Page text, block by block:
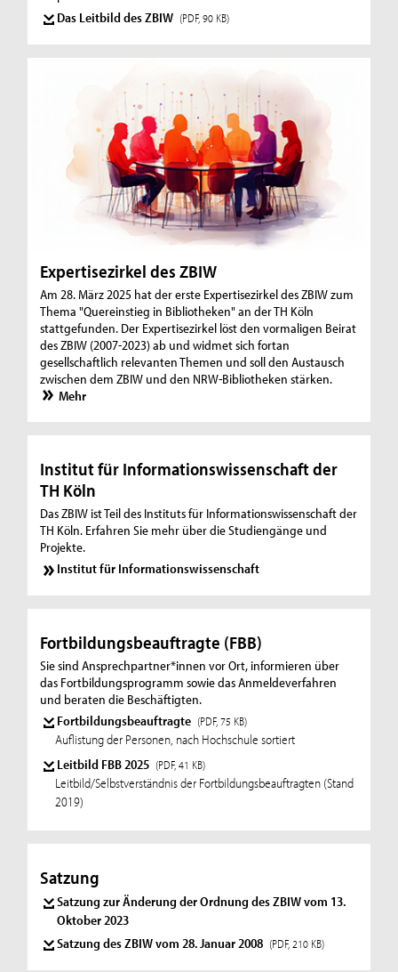
Das Leitbild des ZBIW (PDF, 90 KB)
Expertisezirkel des ZBIW
Am 28. März 2025 hat der erste Expertisezirkel des ZBIW zum
Thema "Quereinstieg in Bibliotheken" an der TH Köln
stattgefunden. Der Expertisezirkel löst den vormaligen Beirat
des ZBIW (2007-2023) ab und widmet sich fortan
gesellschaftlich relevanten Themen und soll den Austausch
zwischen dem ZBIW und den NRW-Bibliotheken stärken.
Mehr
Institut für Informationswissenschaft der
TH Köln
Das ZBIW ist Teil des Instituts für Informationswissenschaft der
TH Köln. Erfahren Sie mehr über die Studiengänge und
Projekte.
Institut für Informationswissenschaft
Fortbildungsbeauftragte (FBB)
Sie sind Ansprechpartner*innen vor Ort, informieren über
das Fortbildungsprogramm sowie das Anmeldeverfahren
und beraten die Beschäftigten.
Fortbildungsbeauftragte (PDF, 75 KB)
Auflistung der Personen, nach Hochschule sortiert
Leitbild FBB 2025 (PDF, 41 KB)
Leitbild/Selbstverständnis der Fortbildungsbeauftragten (Stand
2019)
Satzung
Satzung zur Änderung der Ordnung des ZBIW vom 13.
Oktober 2023
Satzung des ZBIW vom 28. Januar 2008 (PDF, 210 KB)